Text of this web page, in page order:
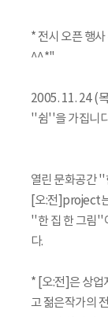
* 전시 오픈 행
^^*"
2005. 11. 24 (
''쉼''을 가집니
열린 문화공간
[오:전]project
''한 집 한 그림''
다.
* [오:전]은 상업
고 젊은작가의